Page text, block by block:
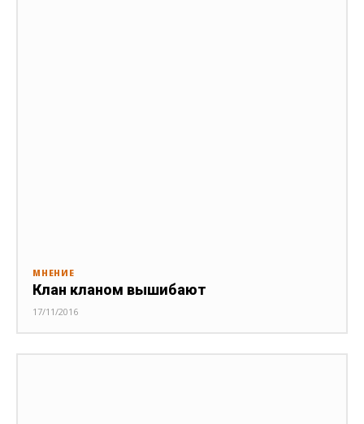
МНЕНИЕ
Клан кланом вышибают
17/11/2016